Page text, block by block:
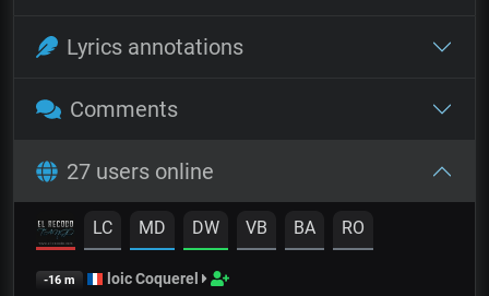
Lyrics annotations
Comments
27 users online
LC MD DW VB BA RO
-16 m loic Coquerel